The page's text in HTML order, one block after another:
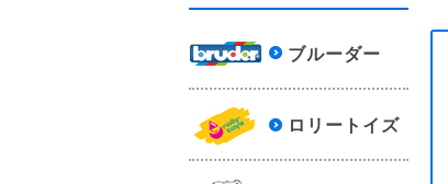
ブルーダー
ロリートイズ